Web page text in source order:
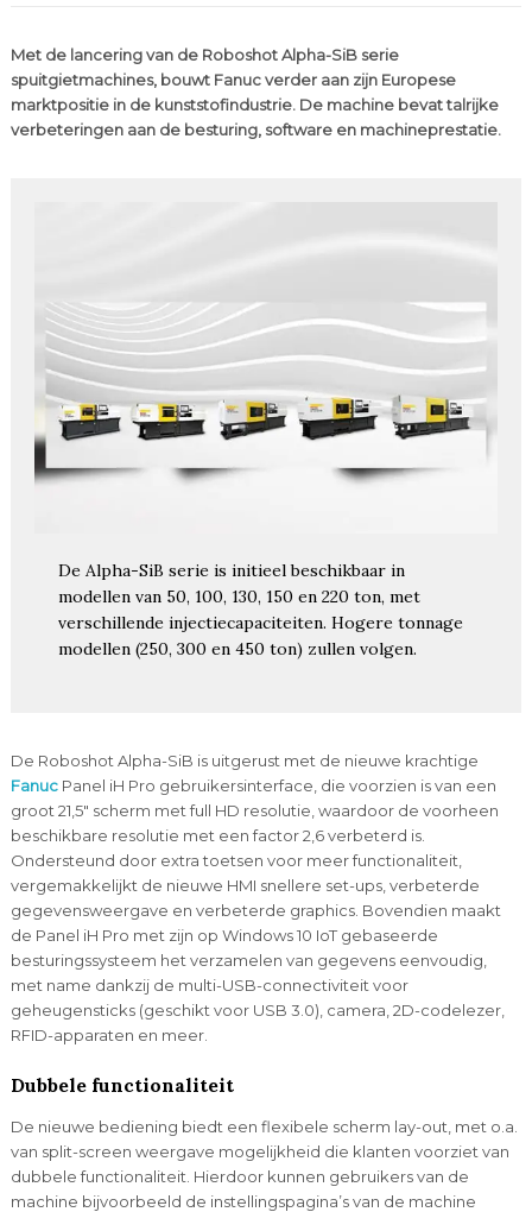
Met de lancering van de Roboshot Alpha-SiB serie
spuitgietmachines, bouwt Fanuc verder aan zijn Europese
marktpositie in de kunststofindustrie. De machine bevat talrijke
verbeteringen aan de besturing, software en machineprestatie.
De Alpha-SiB serie is initieel beschikbaar in
modellen van 50, 100, 130, 150 en 220 ton, met
verschillende injectiecapaciteiten. Hogere tonnage
modellen (250, 300 en 450 ton) zullen volgen.
De Roboshot Alpha-SiB is uitgerust met de nieuwe krachtige
FanucPanel iH Pro gebruikersinterface, die voorzien is van een
groot 21,5″ scherm met full HD resolutie, waardoor de voorheen
beschikbare resolutie met een factor 2,6 verbeterd is.
Ondersteund door extra toetsen voor meer functionaliteit,
vergemakkelijkt de nieuwe HMI snellere set-ups, verbeterde
gegevensweergave en verbeterde graphics. Bovendien maakt
de Panel iH Pro met zijn op Windows 10 IoT gebaseerde
besturingssysteem het verzamelen van gegevens eenvoudig,
met name dankzij de multi-USB-connectiviteit voor
geheugensticks (geschikt voor USB 3.0), camera, 2D-codelezer,
RFID-apparaten en meer.
Dubbele functionaliteit
De nieuwe bediening biedt een flexibele scherm lay-out, met o.a.
van split-screen weergave mogelijkheid die klanten voorziet van
dubbele functionaliteit. Hierdoor kunnen gebruikers van de
machine bijvoorbeeld de instellingspagina’s van de machine